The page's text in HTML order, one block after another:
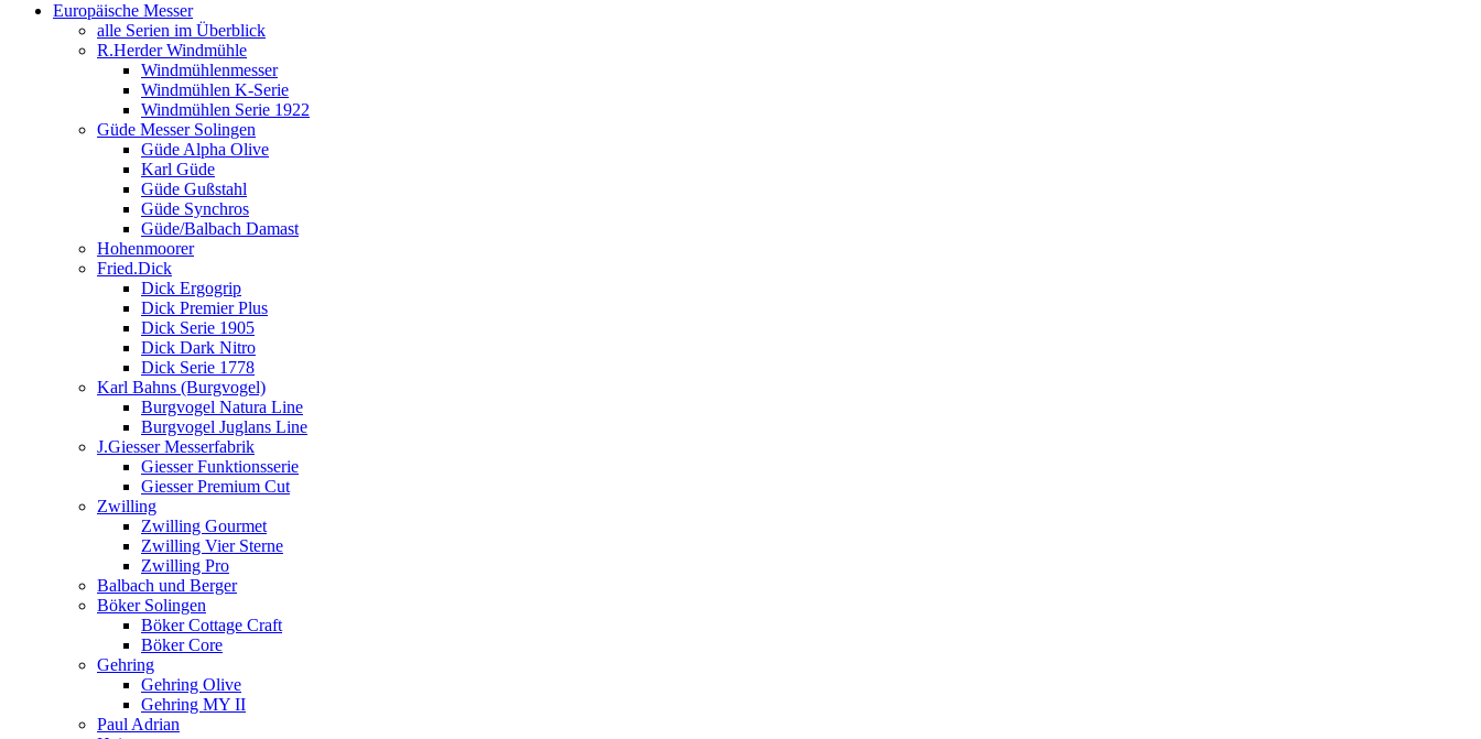
Europäische Messer
alle Serien im Überblick
R.Herder Windmühle
Windmühlenmesser
Windmühlen K-Serie
Windmühlen Serie 1922
Güde Messer Solingen
Güde Alpha Olive
Karl Güde
Güde Gußstahl
Güde Synchros
Güde/Balbach Damast
Hohenmoorer
Fried.Dick
Dick Ergogrip
Dick Premier Plus
Dick Serie 1905
Dick Dark Nitro
Dick Serie 1778
Karl Bahns (Burgvogel)
Burgvogel Natura Line
Burgvogel Juglans Line
J.Giesser Messerfabrik
Giesser Funktionsserie
Giesser Premium Cut
Zwilling
Zwilling Gourmet
Zwilling Vier Sterne
Zwilling Pro
Balbach und Berger
Böker Solingen
Böker Cottage Craft
Böker Core
Gehring
Gehring Olive
Gehring MY II
Paul Adrian